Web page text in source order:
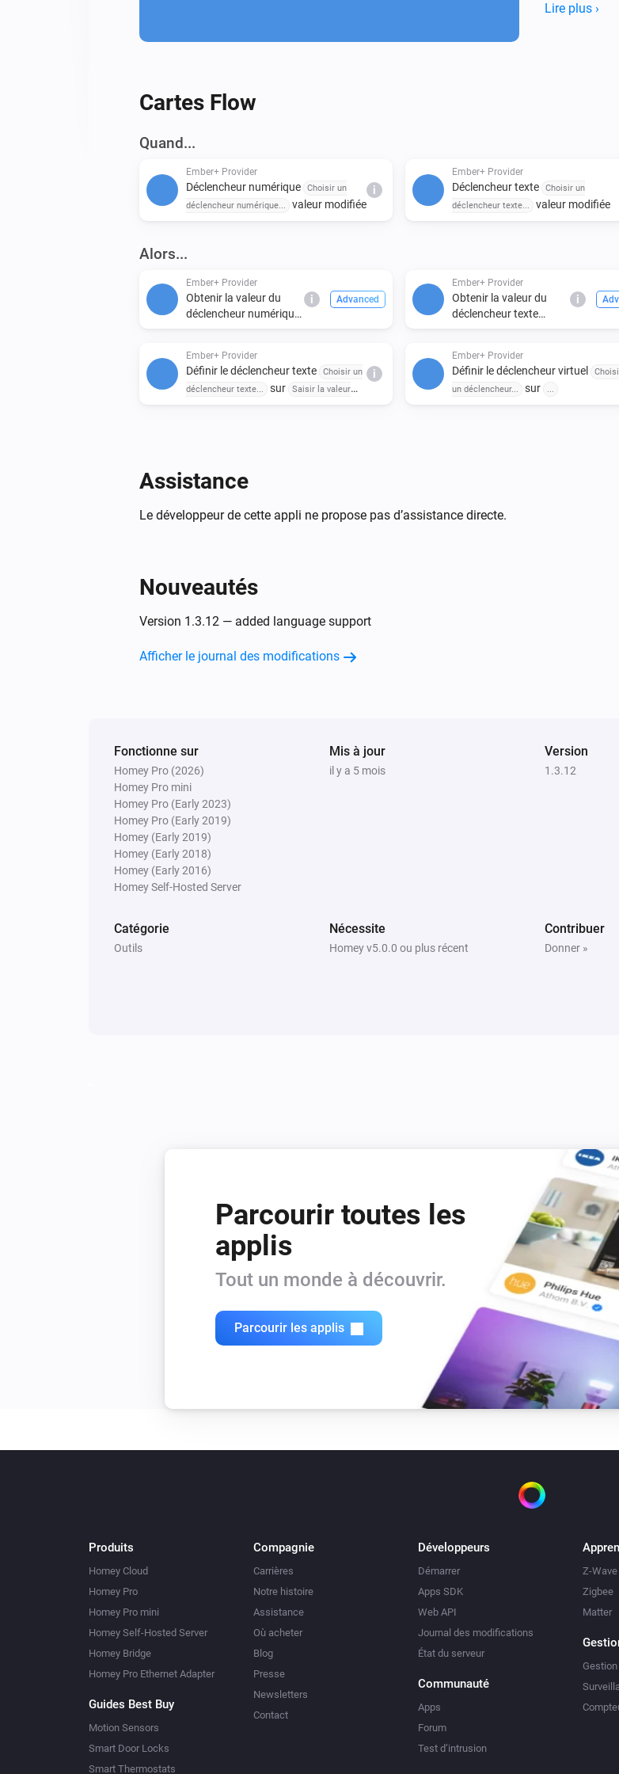
variables are
Lire plus ›
Cartes Flow
Quand...
Ember+ Provider
Déclencheur numérique
Choisir un
déclencheur numérique...
valeur modifiée
i
Ember+ Provider
Déclencheur texte
Choisir un
déclencheur texte...
valeur modifiée
Alors...
Ember+ Provider
Obtenir la valeur du
déclencheur numérique
i Advanced
Ember+ Provider
Obtenir la valeur du
déclencheur texte
i
Ember+ Provider
Définir le déclencheur texte
Choisir un
déclencheur texte...
sur
Saisir la valeur
i
Ember+ Provider
Définir le déclencheur virtuel
un déclencheur...
sur ...
Assistance
Le développeur de cette appli ne propose pas d’assistance directe.
Nouveautés
Version 1.3.12 — added language support
Afficher le journal des modifications
Fonctionne sur
Homey Pro (2026)
Homey Pro mini
Homey Pro (Early 2023)
Homey Pro (Early 2019)
Homey (Early 2019)
Homey (Early 2018)
Homey (Early 2016)
Homey Self-Hosted Server
Mis à jour
il y a 5 mois
Version
1.3.12
Catégorie
Outils
Nécessite
Homey v5.0.0 ou plus récent
Contribuer
Donner »
Parcourir toutes les
applis
Tout un monde à découvrir.
Parcourir les applis
Produits
Homey Cloud
Homey Pro
Homey Pro mini
Homey Self-Hosted Server
Homey Bridge
Homey Pro Ethernet Adapter
Guides Best Buy
Motion Sensors
Smart Door Locks
Smart Thermostats
Compagnie
Carrières
Notre histoire
Assistance
Où acheter
Blog
Presse
Newsletters
Contact
Développeurs
Démarrer
Apps SDK
Web API
Journal des modifications
État du serveur
Communauté
Apps
Forum
Test d’intrusion
Z-Wave
Zigbee
Matter